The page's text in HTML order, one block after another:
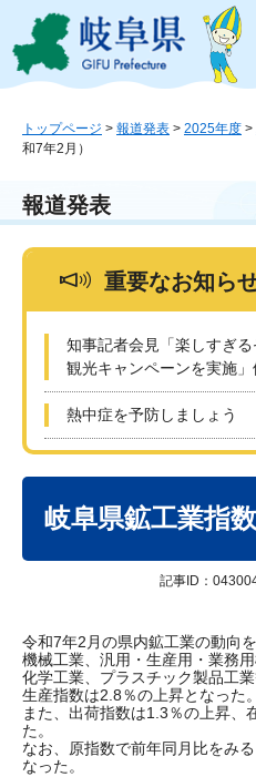
ジ
ュ
本
このペー
トップページ > 報道発表 > 2025年度 >
和7年2月）
報道発表
重要なお知ら
知事記者会見「楽しすぎ
観光キャンペーンを実施」
熱中症を予防しましょう
岐阜県鉱工業指
記事ID：
令和7年2月の県内鉱工業の動向
機械工業、汎用・生産用・業務
化学工業、プラスチック製品工
生産指数は2.8％の上昇となった。
また、出荷指数は1.3％の上昇、
た。
なお、原指数で前年同月比をみ
なった。